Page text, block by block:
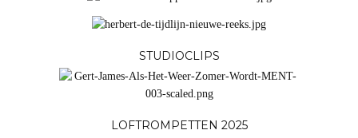
STUDIOCLIPS
LOFTROMPETTEN 2025